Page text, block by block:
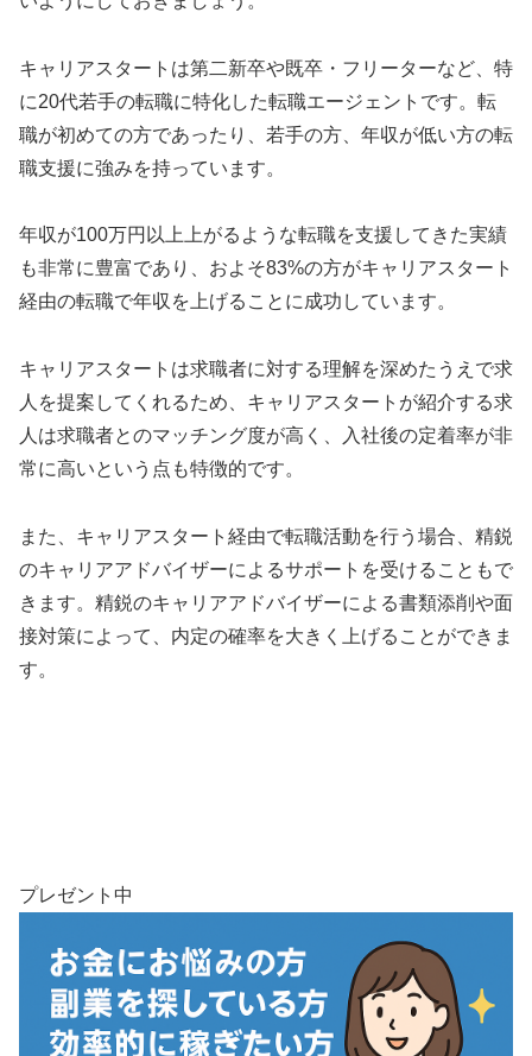
キャリアスタートは第二新卒や既卒・フリーターなど、特
に20代若手の転職に特化した転職エージェントです。転
職が初めての方であったり、若手の方、年収が低い方の転
職支援に強みを持っています。
年収が100万円以上上がるような転職を支援してきた実績
も非常に豊富であり、およそ83%の方がキャリアスタート
経由の転職で年収を上げることに成功しています。
キャリアスタートは求職者に対する理解を深めたうえで求
人を提案してくれるため、キャリアスタートが紹介する求
人は求職者とのマッチング度が高く、入社後の定着率が非
常に高いという点も特徴的です。
また、キャリアスタート経由で転職活動を行う場合、精鋭
のキャリアアドバイザーによるサポートを受けることもで
きます。精鋭のキャリアアドバイザーによる書類添削や面
接対策によって、内定の確率を大きく上げることができま
す。
プレゼント中